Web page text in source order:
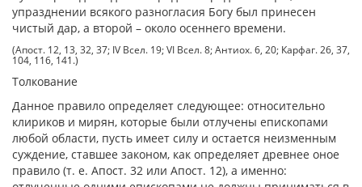
упразднении всякого разногласия Богу был принесен
чистый дар, а второй – около осеннего времени.
(Апост. 12, 13, 32, 37; IV Всел. 19; VI Всел. 8; Антиох. 6, 20; Карфаг. 26, 37,
104, 116, 141.)
Толкование
Данное правило определяет следующее: относительно
клириков и мирян, которые были отлучены епископами
любой области, пусть имеет силу и остается неизменным
суждение, ставшее законом, как определяет древнее оное
правило (т. е. Апост. 32 или Апост. 12), а именно: